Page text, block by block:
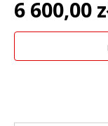
cena
wynosiła:
6 600,00